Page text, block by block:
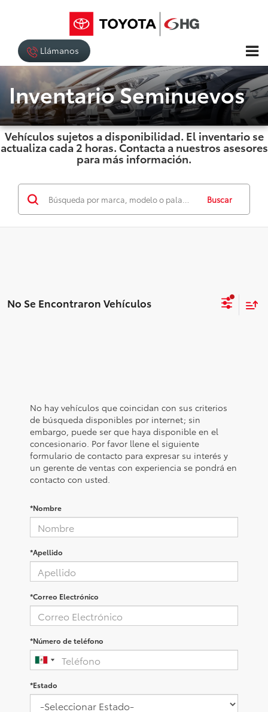
Llámanos
Inventario Seminuevos
Vehículos sujetos a disponibilidad. El inventario se
actualiza cada 2 horas. Contacta a nuestros asesores
para más información.
Buscar
No Se Encontraron Vehículos
No hay vehículos que coincidan con sus criterios
de búsqueda disponibles por internet; sin
embargo, puede ser que haya disponible en el
concesionario. Por favor llene el siguiente
formulario de contacto para expresar su interés y
un gerente de ventas con experiencia se pondrá en
contacto con usted.
*Nombre
*Apellido
*Correo Electrónico
*Número de teléfono
*Estado